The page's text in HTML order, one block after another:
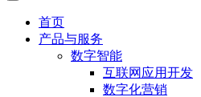
首页
产品与服务
数字智能
互联网应用开发
数字化营销